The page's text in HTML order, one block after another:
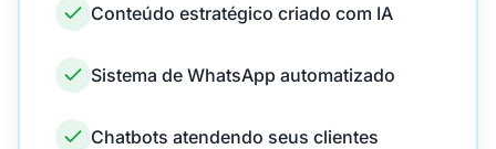
Conteúdo estratégico criado com IA
Sistema de WhatsApp automatizado
Chatbots atendendo seus clientes